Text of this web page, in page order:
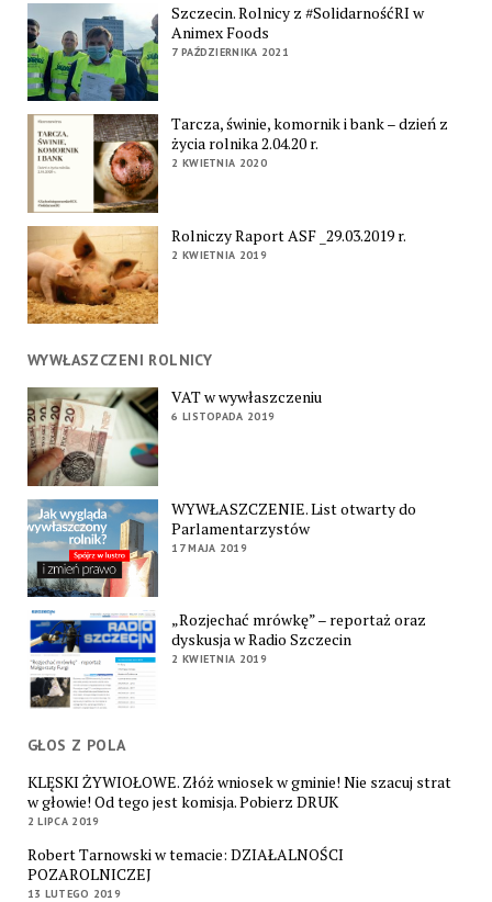
Szczecin. Rolnicy z #SolidarnośćRI w
Animex Foods
7 PAŹDZIERNIKA 2021
Tarcza, świnie, komornik i bank – dzień z
życia rolnika 2.04.20 r.
2 KWIETNIA 2020
Rolniczy Raport ASF _29.03.2019 r.
2 KWIETNIA 2019
WYWŁASZCZENI ROLNICY
VAT w wywłaszczeniu
6 LISTOPADA 2019
WYWŁASZCZENIE. List otwarty do
Parlamentarzystów
17 MAJA 2019
„Rozjechać mrówkę” – reportaż oraz
dyskusja w Radio Szczecin
2 KWIETNIA 2019
GŁOS Z POLA
KLĘSKI ŻYWIOŁOWE. Złóż wniosek w gminie! Nie szacuj strat
w głowie! Od tego jest komisja. Pobierz DRUK
2 LIPCA 2019
Robert Tarnowski w temacie: DZIAŁALNOŚCI
POZAROLNICZEJ
13 LUTEGO 2019